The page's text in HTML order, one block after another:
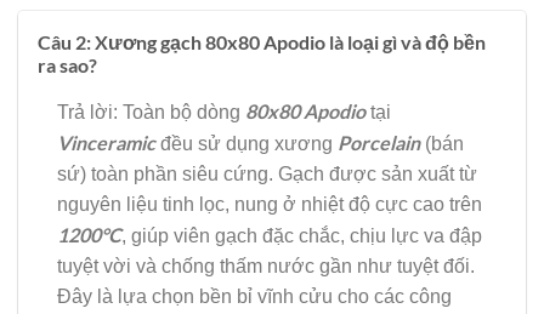
Câu 2: Xương gạch 80x80 Apodio là loại gì và độ bền
ra sao?
Trả lời: Toàn bộ dòng 80x80 Apodiotại
Vinceramicđều sử dụng xương Porcelain(bán
sứ) toàn phần siêu cứng. Gạch được sản xuất từ
nguyên liệu tinh lọc, nung ở nhiệt độ cực cao trên
1200°C, giúp viên gạch đặc chắc, chịu lực va đập
tuyệt vời và chống thấm nước gần như tuyệt đối.
Đây là lựa chọn bền bỉ vĩnh cửu cho các công